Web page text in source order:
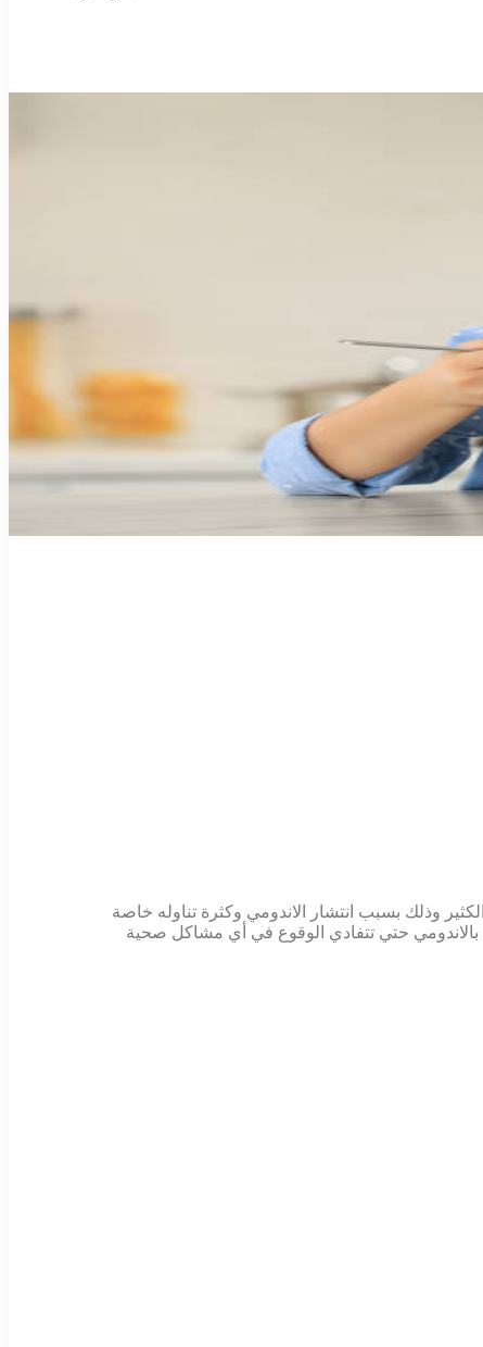
وذلك بسبب انتشار الاندومي وكثرة تناوله خاصة
بالاندومي حتي تتفادي الوقوع في أي مشاكل صحية